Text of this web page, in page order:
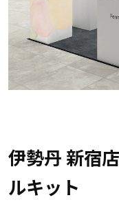
伊勢丹 新宿
ルキット